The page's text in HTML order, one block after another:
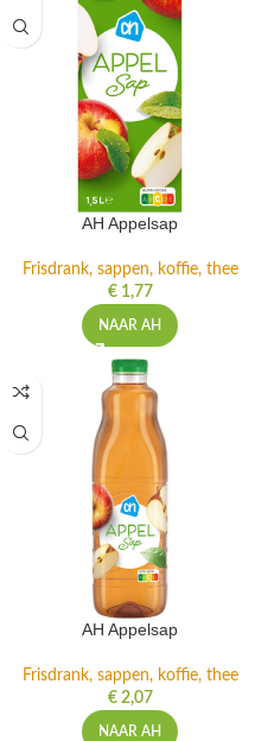
AH Appelsap
Frisdrank, sappen, koffie, thee
€1,77
NAAR AH
AH Appelsap
Frisdrank, sappen, koffie, thee
€2,07
NAAR AH